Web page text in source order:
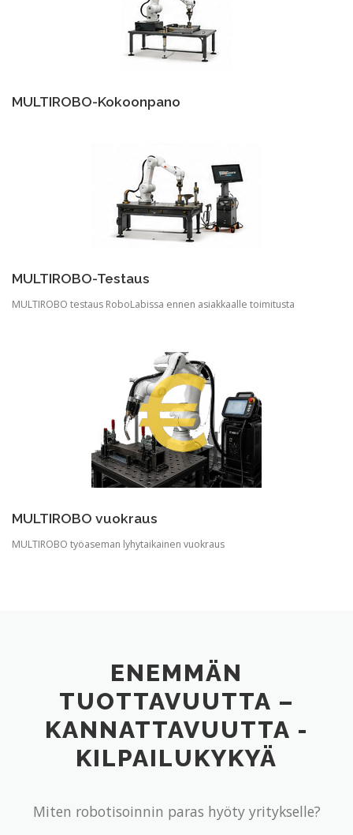
MULTIROBO-Kokoonpano
MULTIROBO-Testaus
MULTIROBO testaus RoboLabissa ennen asiakkaalle toimitusta
MULTIROBO vuokraus
MULTIROBO työaseman lyhytaikainen vuokraus
ENEMMÄN
TUOTTAVUUTTA –
KANNATTAVUUTTA -
KILPAILUKYKYÄ
Miten robotisoinnin paras hyöty yritykselle?